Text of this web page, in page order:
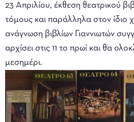
23 Απριλίου, έκθεση θεατρικού
τόμους και παράλληλα στον ίδιο
ανάγνωση βιβλίων Γιαννιωτών
αρχίσει στις 11 το πρωί και θα
μεσημέρι.